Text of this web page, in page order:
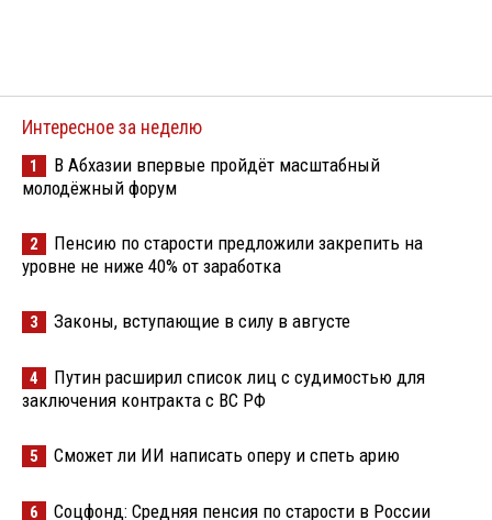
Интересное за неделю
1
В Абхазии впервые пройдёт масштабный
молодёжный форум
2
Пенсию по старости предложили закрепить на
уровне не ниже 40% от заработка
3 Законы, вступающие в силу в августе
4
Путин расширил список лиц с судимостью для
заключения контракта с ВС РФ
5 Сможет ли ИИ написать оперу и спеть арию
6
Соцфонд: Средняя пенсия по старости в России